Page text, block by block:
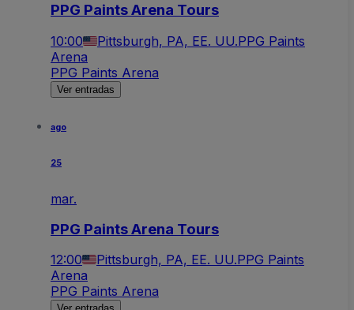
PPG Paints Arena Tours
10:00 Pittsburgh, PA, EE. UU.PPG Paints
Arena
PPG Paints Arena
Ver entradas
ago
25
mar.
PPG Paints Arena Tours
12:00 Pittsburgh, PA, EE. UU.PPG Paints
Arena
PPG Paints Arena